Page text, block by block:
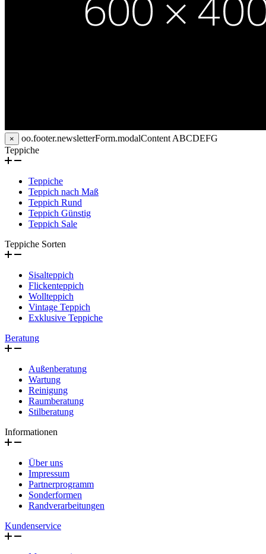
× oo.footer.newsletterForm.modalContentABCDEFG
Teppiche
Teppiche
Teppich nach Maß
Teppich Rund
Teppich Günstig
Teppich Sale
Teppiche Sorten
Sisalteppich
Flickenteppich
Wollteppich
Vintage Teppich
Exklusive Teppiche
Beratung
Außenberatung
Wartung
Reinigung
Raumberatung
Stilberatung
Informationen
Über uns
Impressum
Partnerprogramm
Sonderformen
Randverarbeitungen
Kundenservice